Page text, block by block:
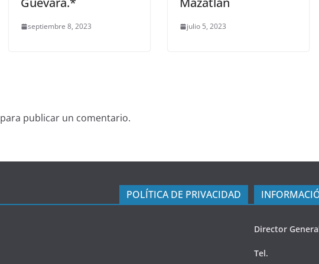
septiembre 8, 2023 julio 5, 2023
para publicar un comentario.
POLÍTICA DE PRIVACIDAD
Director
Tel.